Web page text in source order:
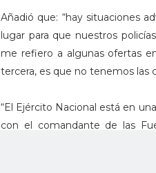
Añadió que: “hay situaciones
lugar para que nuestros
me refiero a algunas ofertas
tercera, es que no tenemos las
“El Ejército Nacional está en
con el comandante de las